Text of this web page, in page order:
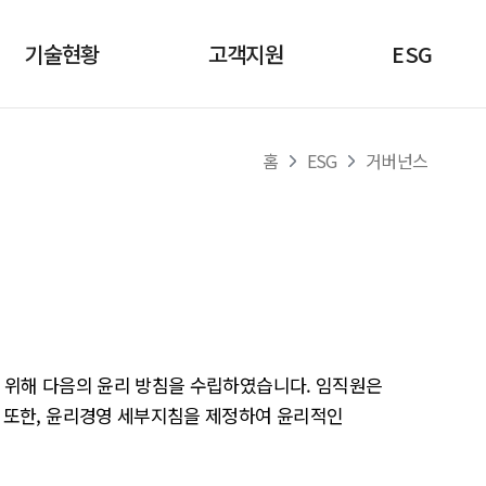
기술현황 고객지원 ESG
홈 ESG 거버넌스
해 다음의 윤리 방침을 수립하였습니다. 임직원은
한, 윤리경영 세부지침을 제정하여 윤리적인